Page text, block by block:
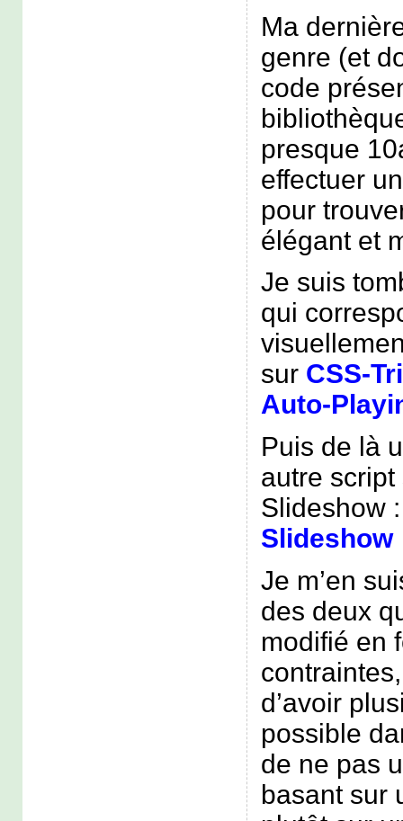
Ma
genre (et
code
presque
effectuer
pour
élégant et
Je suis
qui
sur CSS-
Auto-
Puis de là
autre
Slideshow
Slideshow
Je m’en
des deux
modifié en
d’avoir
possible
de ne pas
basant sur